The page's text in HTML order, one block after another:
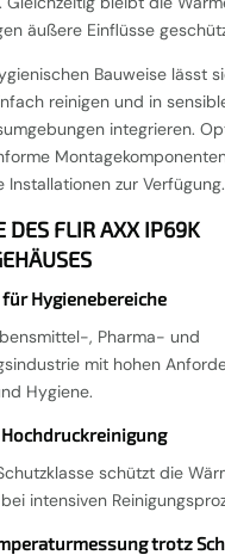
äußere Einflüsse
Bauweise lässt
reinigen und in
integrieren.
Installationen zur Verfügung.
DES FLIR AXX IP69K
Hygienebereiche
, Pharma- und
mit hohen
Hygiene.
schützt die
intensiven
trotz